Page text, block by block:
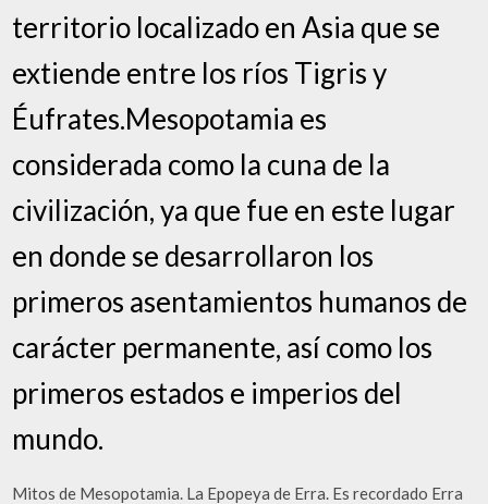
territorio localizado en Asia que se
extiende entre los ríos Tigris y
Éufrates.Mesopotamia es
considerada como la cuna de la
civilización, ya que fue en este lugar
en donde se desarrollaron los
primeros asentamientos humanos de
carácter permanente, así como los
primeros estados e imperios del
mundo.
Mitos de Mesopotamia. La Epopeya de Erra. Es recordado Erra